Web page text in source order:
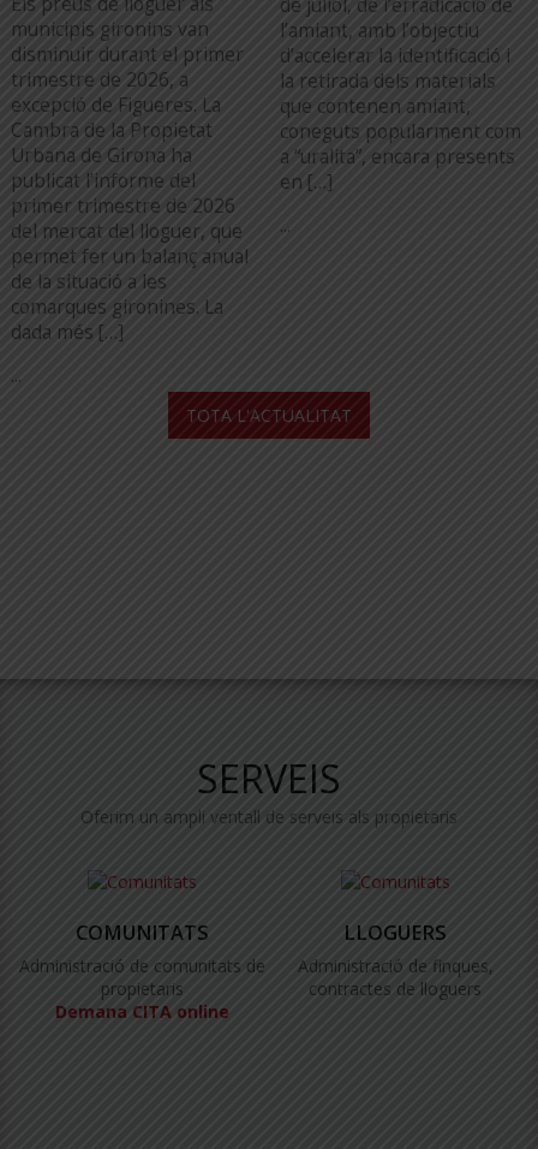
municipis gironins van
disminuir durant el primer
trimestre de 2026, a
excepció de Figueres. La
Cambra de la Propietat
Urbana de Girona ha
publicat l’informe del
primer trimestre de 2026
del mercat del lloguer, que
permet fer un balanç anual
de la situació a les
comarques gironines. La
dada més […]
...
de juliol, de l’erradicació de
l’amiant, amb l’objectiu
d’accelerar la identificació i
la retirada dels materials
que contenen amiant,
coneguts popularment com
a “uralita”, encara presents
en […]
...
TOTA L'ACTUALITAT
SERVEIS
Oferim un ampli ventall de serveis als propietaris
COMUNITATS
Administració de comunitats de
propietaris
Demana CITA online
LLOGUERS
Administració de finques,
contractes de lloguers